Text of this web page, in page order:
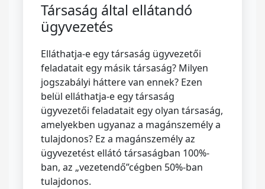
Társaság által ellátandó
ügyvezetés
Elláthatja-e egy társaság ügyvezetői
feladatait egy másik társaság? Milyen
jogszabályi háttere van ennek? Ezen
belül elláthatja-e egy társaság
ügyvezetői feladatait egy olyan társaság,
amelyekben ugyanaz a magánszemély a
tulajdonos? Ez a magánszemély az
ügyvezetést ellátó társaságban 100%-
ban, az „vezetendő”cégben 50%-ban
tulajdonos.